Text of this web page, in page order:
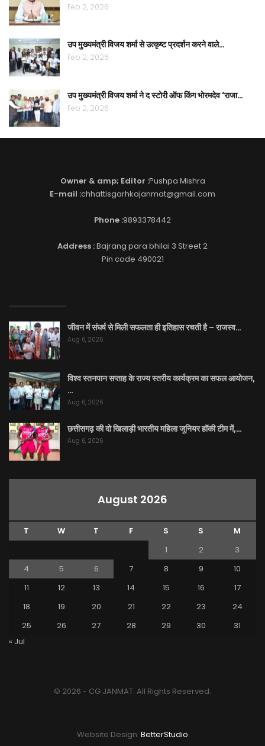
Feb 2, 2026
उप मुख्यमंत्री विजय शर्मा से उत्कृष्ट प्रदर्शन करने वाले…
Feb 2, 2026
उप मुख्यमंत्री विजय शर्मा ने द स्टोरी ऑफ किंग भोरमदेव ‘राजा…
Feb 2, 2026
Owner & amp; Editor :Pushpa Mishra
E-mail :chhattisgarhkajanmat@gmail.com
Phone :9893378442
Address :Bajrang para bhilai 3 Street 2
Pin code 490021
जीवन में संघर्ष से मिली सफलता ही इतिहास रचती है – राजस्व…
Aug 6, 2026
विश्व स्तनपान सप्ताह के राज्य स्तरीय कार्यक्रम का सफल आयोजन,
…
Aug 6, 2026
छत्तीसगढ़ की दो खिलाड़ी भारतीय महिला जूनियर हॉकी टीम में,…
Aug 6, 2026
August 2026
T W T F S S
M
1
2
3
4
5 6 7 8 9
10
11
12 13 14 15 16
17
18
19 20 21 22 23
24
25
26 27 28 29 30
31
« Jul
© 2026 - CG JANMAT. All Rights Reserved.
Website Design: BetterStudio